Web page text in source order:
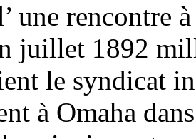
une rencontre
juillet 1892
le syndicat
à Omaha